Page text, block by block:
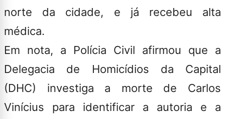
norte da cidade, e já recebeu alta
médica.
Em nota, a Polícia Civil afirmou que a
Delegacia de Homicídios da Capital
(DHC) investiga a morte de Carlos
Vinícius para identificar a autoria e a